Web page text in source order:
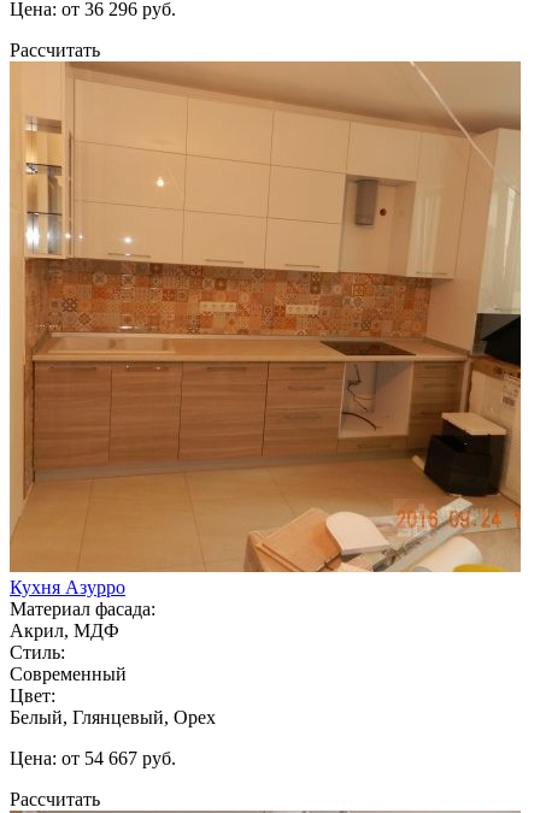
Цена: от 36 296 руб.
Рассчитать
Кухня Азурро
Материал фасада:
Акрил, МДФ
Стиль:
Современный
Цвет:
Белый, Глянцевый, Орех
Цена: от 54 667 руб.
Рассчитать